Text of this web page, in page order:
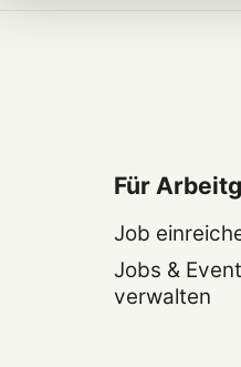
Für
Job
Jobs &
verwalten